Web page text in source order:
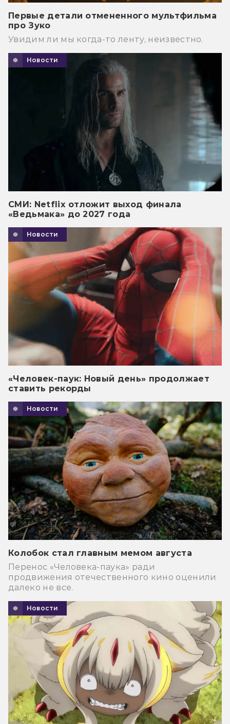
Первые детали отмененного мультфильма
про Зуко
Увидим ли мы когда-то ленту, неизвестно.
Новости
СМИ: Netflix отложит выход финала
«Ведьмака» до 2027 года
Новости
«Человек-паук: Новый день» продолжает
ставить рекорды
Новости
Колобок стал главным мемом августа
Перенос «Человека-паука» ради
продвижения отечественного кино оценили
далеко не все.
Новости